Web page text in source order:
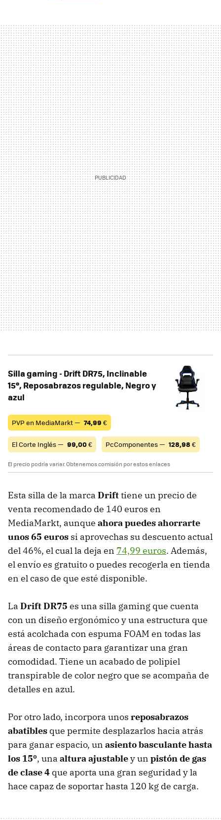
Silla gaming - Drift DR75, Inclinable
15º, Reposabrazos regulable, Negro y
azul
PVP en MediaMarkt — 74,99 €
El Corte Inglés — 99,00€ PcComponentes — 128,98 €
El precio podría variar. Obtenemos comisión por estos enlaces
Esta silla de la marca Drifttiene un precio de
venta recomendado de 140 euros en
MediaMarkt, aunque ahora puedes ahorrarte
unos 65 euros si aprovechas su descuento actual
del 46%, el cual la deja en 74,99 euros. Además,
el envío es gratuito o puedes recogerla en tienda
en el caso de que esté disponible.
La Drift DR75 es una silla gaming que cuenta
con un diseño ergonómico y una estructura que
está acolchada con espuma FOAM en todas las
áreas de contacto para garantizar una gran
comodidad. Tiene un acabado de polipiel
transpirable de color negro que se acompaña de
detalles en azul.
Por otro lado, incorpora unos reposabrazos
abatibles que permite desplazarlos hacia atrás
para ganar espacio, un asiento basculante hasta
los 15º, una altura ajustabley un pistón de gas
de clase 4 que aporta una gran seguridad y la
hace capaz de soportar hasta 120 kg de carga.